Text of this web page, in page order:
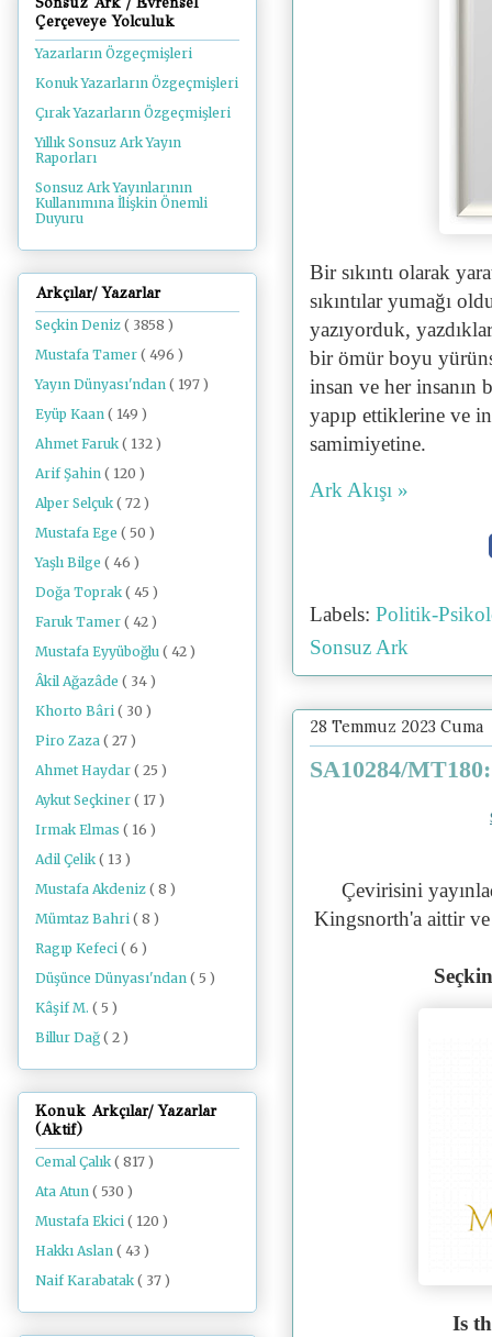
Bir sıkıntı olarak
sıkıntılar yumağı
yazıyorduk,
bir ömür boyu
insan ve her
yapıp ettiklerine ve
samimiyetine.
Ark Akışı »
Labels: Politik-
Sonsuz Ark
28 Temmuz 2023 Cuma
SA10284/
Çevirisini
Kingsnorth'a aittir ve
Is
Çerçeveye Yolculuk
Yazarların Özgeçmişleri
Konuk Yazarların Özgeçmişleri
Çırak Yazarların Özgeçmişleri
Yıllık Sonsuz Ark Yayın
Raporları
Sonsuz Ark Yayınlarının
Kullanımına İlişkin Önemli
Duyuru
Arkçılar/ Yazarlar
Seçkin Deniz ( 3858 )
Mustafa Tamer ( 496 )
Yayın Dünyası'ndan ( 197 )
Eyüp Kaan ( 149 )
Ahmet Faruk ( 132 )
Arif Şahin ( 120 )
Alper Selçuk ( 72 )
Mustafa Ege ( 50 )
Yaşlı Bilge ( 46 )
Doğa Toprak ( 45 )
Faruk Tamer ( 42 )
Mustafa Eyyüboğlu ( 42 )
Âkil Ağazâde ( 34 )
Khorto Bâri ( 30 )
Piro Zaza ( 27 )
Ahmet Haydar ( 25 )
Aykut Seçkiner ( 17 )
Irmak Elmas ( 16 )
Adil Çelik ( 13 )
Mustafa Akdeniz ( 8 )
Mümtaz Bahri ( 8 )
Ragıp Kefeci ( 6 )
Düşünce Dünyası'ndan ( 5 )
Kâşif M. ( 5 )
Billur Dağ ( 2 )
Konuk Arkçılar/ Yazarlar
(Aktif)
Cemal Çalık( 817 )
Ata Atun ( 530 )
Mustafa Ekici ( 120 )
Hakkı Aslan ( 43 )
Naif Karabatak( 37 )